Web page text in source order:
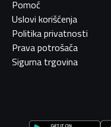
Pomoć
Uslovi korišćenja
Politika privatnosti
Prava potrošača
Sigurna trgovina